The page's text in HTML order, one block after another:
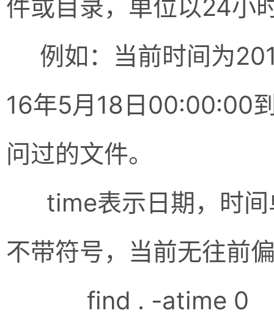
件或目录，单位以24小
例如：当前时间为
16年5月18日00:00:00
问过的文件。
time表示日期，时间
不带符号，当前无往前
find . -atime 0